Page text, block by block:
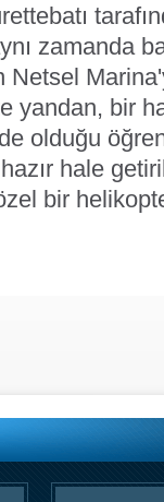
zamanda
yandan, bir
olduğu
hale
bir